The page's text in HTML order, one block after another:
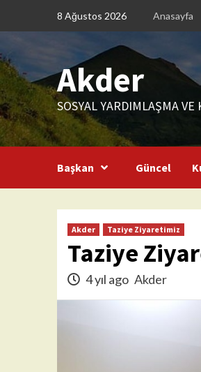
8 Ağustos 2026 Anasayfa
Akder
SOSYAL YARDIMLAŞMA
Başkan Güncel
Akder Taziye Ziyaretimiz
Taziye
4 yıl ago Akder